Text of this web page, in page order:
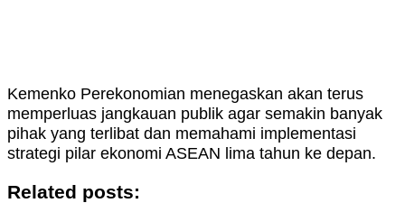
Kemenko Perekonomian menegaskan akan terus
memperluas jangkauan publik agar semakin banyak
pihak yang terlibat dan memahami implementasi
strategi pilar ekonomi ASEAN lima tahun ke depan.
Related posts: